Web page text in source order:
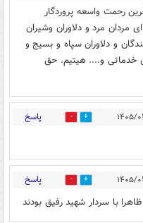
رحمت واسعه پروردگار
مردان مرد و دلاوران وشیران
و دلاوران سپاه و بسیج و
خدماتی و.... هیتیم. حق
0 پاسخ
0 پاسخ
با سردار شهید رفیق بودند